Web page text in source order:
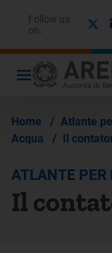
Follow us
on:
Home / Atlante
Acqua
/ Il
ATLANTE PER
Il